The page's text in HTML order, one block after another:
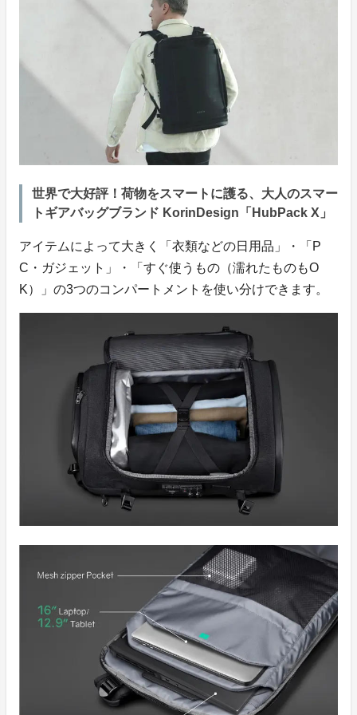
世界で大好評！荷物をスマートに護る、大人のスマー
トギアバッグブランド KorinDesign「HubPack X」
アイテムによって大きく「衣類などの日用品」・「P
C・ガジェット」・「すぐ使うもの（濡れたものもO
K）」の3つのコンパートメントを使い分けできます。